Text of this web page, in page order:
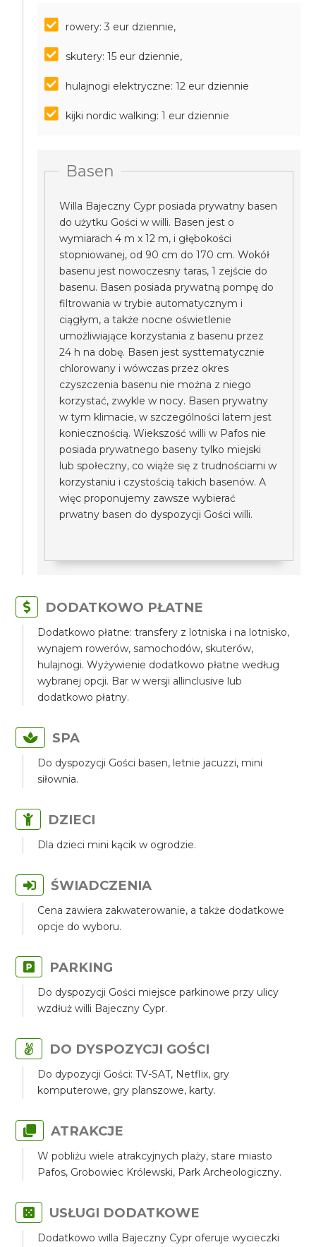
rowery: 3 eur dziennie,
skutery: 15 eur dziennie,
hulajnogi elektryczne: 12 eur dziennie
kijki nordic walking: 1 eur dziennie
Basen
Willa Bajeczny Cypr posiada prywatny basen
do użytku Gości w willi. Basen jest o
wymiarach 4 m x 12 m, i głębokości
stopniowanej, od 90 cm do 170 cm. Wokół
basenu jest nowoczesny taras, 1 zejście do
basenu. Basen posiada prywatną pompę do
filtrowania w trybie automatycznym i
ciągłym, a także nocne oświetlenie
umożliwiające korzystania z basenu przez
24 h na dobę. Basen jest systtematycznie
chlorowany i wówczas przez okres
czyszczenia basenu nie można z niego
korzystać, zwykle w nocy. Basen prywatny
w tym klimacie, w szczególności latem jest
koniecznością. Wiekszość willi w Pafos nie
posiada prywatnego baseny tylko miejski
lub społeczny, co wiąże się z trudnościami w
korzystaniu i czystością takich basenów. A
więc proponujemy zawsze wybierać
prwatny basen do dyspozycji Gości willi.
DODATKOWO PŁATNE
Dodatkowo płatne: transfery z lotniska i na lotnisko,
wynajem rowerów, samochodów, skuterów,
hulajnogi. Wyżywienie dodatkowo płatne według
wybranej opcji. Bar w wersji allinclusive lub
dodatkowo płatny.
SPA
Do dyspozycji Gości basen, letnie jacuzzi, mini
siłownia.
DZIECI
Dla dzieci mini kącik w ogrodzie.
ŚWIADCZENIA
Cena zawiera zakwaterowanie, a także dodatkowe
opcje do wyboru.
PARKING
Do dyspozycji Gości miejsce parkinowe przy ulicy
wzdłuż willi Bajeczny Cypr.
DO DYSPOZYCJI GOŚCI
Do dypozycji Gości: TV-SAT, Netflix, gry
komputerowe, gry planszowe, karty.
ATRAKCJE
W pobliżu wiele atrakcyjnych plaży, stare miasto
Pafos, Grobowiec Królewski, Park Archeologiczny.
USŁUGI DODATKOWE
Dodatkowo willa Bajeczny Cypr oferuje wycieczki